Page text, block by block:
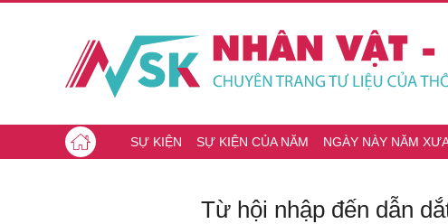
SỰ KIỆN SỰ KIỆN CỦA NĂM NGÀY NÀY NĂM
Từ hội nhập đến dẫn